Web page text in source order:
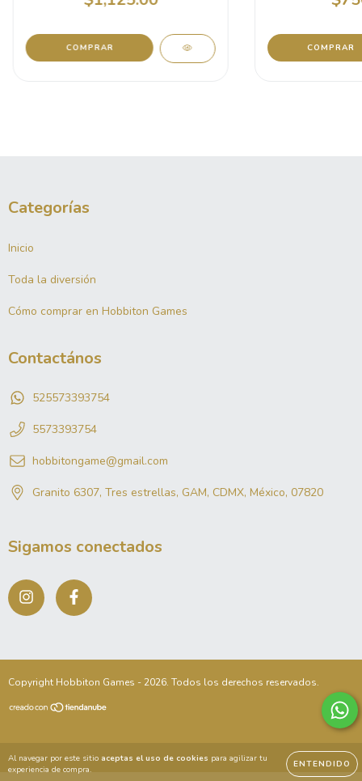
Al navegar por este sitio aceptas el uso de cookies para agilizar tu
experiencia de compra.
ENTENDIDO
Categorías
Inicio
Toda la diversión
Cómo comprar en Hobbiton Games
Contactános
525573393754
5573393754
hobbitongame@gmail.com
Granito 6307, Tres estrellas, GAM, CDMX, México, 07820
Sigamos conectados
Copyright Hobbiton Games - 2026. Todos los derechos reservados.